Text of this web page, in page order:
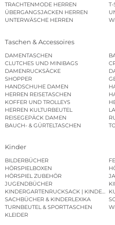
TRACHTENMODE HERREN
T-
ÜBERGANGSJACKEN HERREN
UNTERWÄSCHE HERREN
Taschen & Accessoires
DAMENTASCHEN
CLUTCHES UND MINIBAGS
DAMENRUCKSÄCKE
SHOPPER
HANDSCHUHE DAMEN
HERREN REISETASCHEN
KOFFER UND TROLLEYS
HERREN KULTURBEUTEL
REISEGEPÄCK DAMEN
BAUCH- & GÜRTELTASCHEN
Kinder
BILDERBÜCHER
HÖRSPIELBOXEN
HÖRSPIEL ZUBEHÖR
JUGENDBÜCHER
SACHBÜCHER & KINDERLEXIKA
TURNBEUTEL & SPORTTASCHEN
KLEIDER